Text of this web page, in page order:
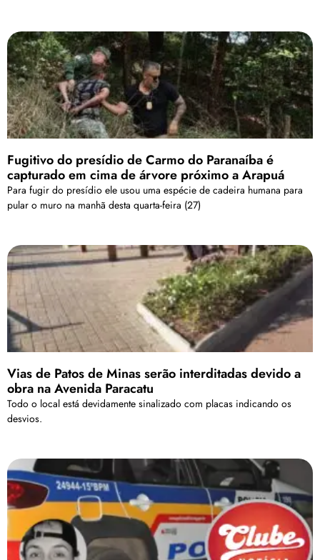
Fugitivo do presídio de Carmo do Paranaíba é
capturado em cima de árvore próximo a Arapuá
Para fugir do presídio ele usou uma espécie de cadeira humana para
pular o muro na manhã desta quarta-feira (27)
Vias de Patos de Minas serão interditadas devido a
obra na Avenida Paracatu
Todo o local está devidamente sinalizado com placas indicando os
desvios.